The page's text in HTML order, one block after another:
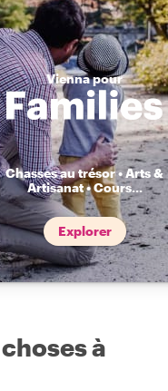
Vienna pour
Chasses au trésor • Arts &
Artisanat • Cours...
Explorer
à